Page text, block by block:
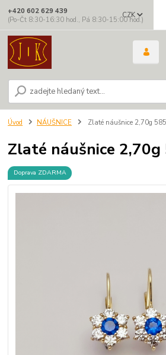
CZK
+420 602 629 439
(Po-Čt 8:30-16:30 hod., Pá 8:30-15:00 hod.)
Úvod NÁUŠNICE Zlaté náušnice 2,70g
Zlaté náušnice
Doprava ZDARMA